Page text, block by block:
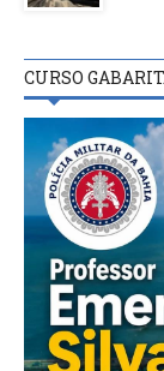
CURSO